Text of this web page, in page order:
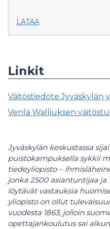
LATAA
Linkit
Väitöstiedote Jyväskylän
Venla Walliuksen
Jyväskylän keskustassa
puistokampuksella sykkii
tiedeyliopisto –
jonka 2500 asiantuntijaa ja
löytävät vastauksia
yliopisto on ollut
vuodesta 1863, jolloin
opettajankoulutus sai